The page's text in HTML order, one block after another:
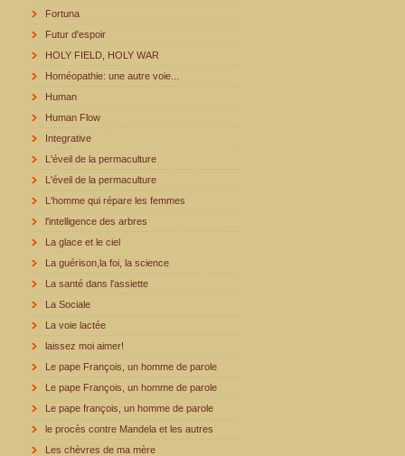
Fortuna
Futur d'espoir
HOLY FIELD, HOLY WAR
Homéopathie: une autre voie...
Human
Human Flow
Integrative
L'éveil de la permaculture
L'éveil de la permaculture
L'homme qui répare les femmes
l'intelligence des arbres
La glace et le ciel
La guérison,la foi, la science
La santé dans l'assiette
La Sociale
La voie lactée
laissez moi aimer!
Le pape François, un homme de parole
Le pape François, un homme de parole
Le pape françois, un homme de parole
le procès contre Mandela et les autres
Les chèvres de ma mère